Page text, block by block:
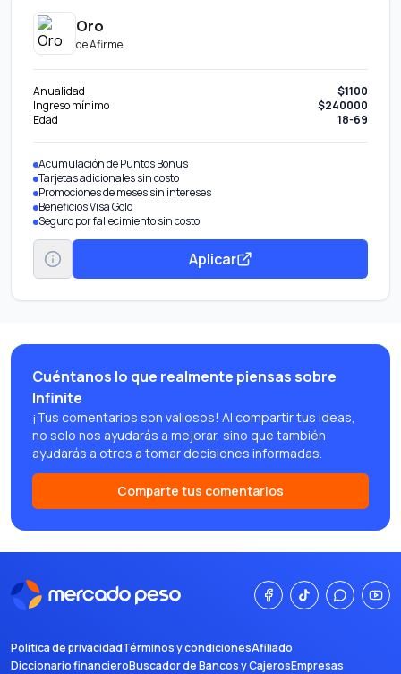
Oro
deAfirme
Anualidad
$1100
Ingreso mínimo
$240000
Edad
18-69
Acumulación de Puntos Bonus
Tarjetas adicionales sin costo
Promociones de meses sin intereses
Beneficios Visa Gold
Seguro por fallecimiento sin costo
Aplicar
Cuéntanos lo que realmente piensas sobre
Infinite
¡Tus comentarios son valiosos! Al compartir tus ideas,
no solo nos ayudarás a mejorar, sino que también
ayudarás a otros a tomar decisiones informadas.
Comparte tus comentarios
Política de privacidadTérminos y condicionesAfiliado
Diccionario financieroBuscador de Bancos y CajerosEmpresas